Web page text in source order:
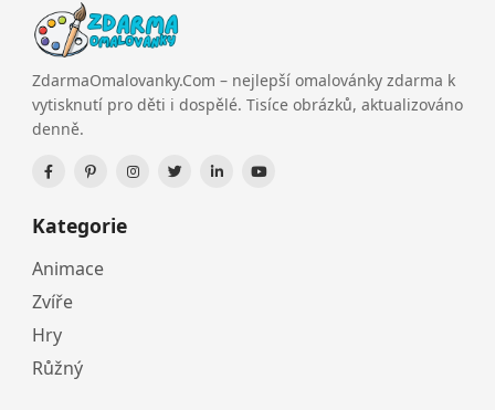
ZdarmaOmalovanky.Com – nejlepší omalovánky zdarma k
vytisknutí pro děti i dospělé. Tisíce obrázků, aktualizováno
denně.
Kategorie
Animace
Zvíře
Hry
Růžný